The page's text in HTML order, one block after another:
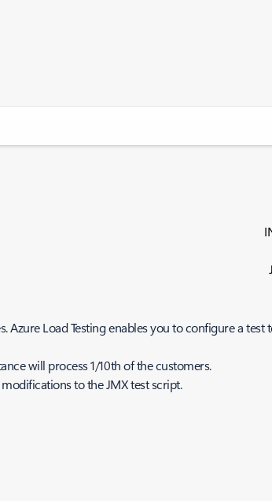
Load Testing enables you to configure a test
will process 1/10th of the customers.
to the JMX test script.